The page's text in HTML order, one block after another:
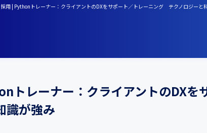
用 | Pythonトレーナー：クライアントのDXをサポート／トレーニング テクノロジーと
トレーナー：クライアントのDX
識が強み